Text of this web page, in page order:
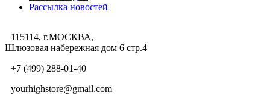
Рассылка новостей
115114, г.МОСКВА,
Шлюзовая набережная дом 6 стр.4
+7 (499) 288-01-40
yourhighstore@gmail.com